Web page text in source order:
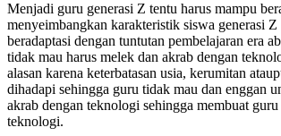
Menjadi guru generasi Z tentu harus mampu
menyeimbangkan karakteristik siswa generasi
beradaptasi dengan tuntutan pembelajaran era
tidak mau harus melek dan akrab dengan
alasan karena keterbatasan usia, kerumitan
dihadapi sehingga guru tidak mau dan enggan
akrab dengan teknologi sehingga membuat
teknologi.